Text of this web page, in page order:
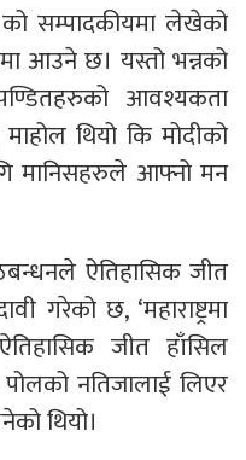
को सम्पादकीयमा लेखेको
आउने छ। यस्तो भन्नको
आवश्यकता
थियो कि मोदीको
मानिसहरुले आफ्नो मन
ऐतिहासिक जीत
गरेको छ, ‘महाराष्ट्रमा
जीत हाँसिल
नतिजालाई लिएर
थियो।